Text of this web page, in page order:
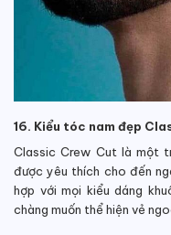
16. Kiểu tóc nam đẹp
Classic Crew Cut là một
được yêu thích cho đến
hợp với mọi kiểu dáng
chàng muốn thể hiện vẻ